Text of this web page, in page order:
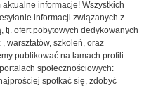
informacje! Wszystkich
informacji związanych z
tj. ofert pobytowych dedykowanych
warsztatów, szkoleń, oraz
publikować na łamach profili.
społecznościowych:
spotkać się, zdobyć